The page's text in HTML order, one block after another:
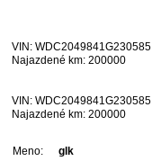
VIN: WDC2049841G230585
Najazdené km: 200000
VIN: WDC2049841G230585
Najazdené km: 200000
Meno: glk